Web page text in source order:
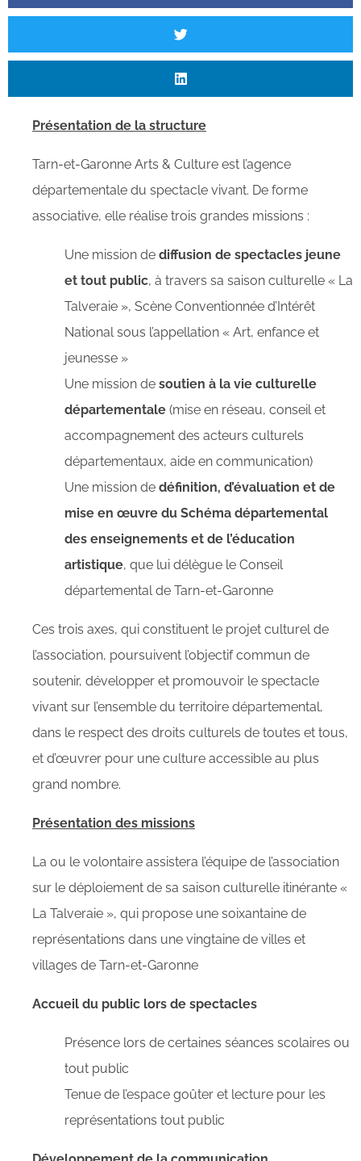
Présentation de la structure
Tarn-et-Garonne Arts & Culture est l’agence
départementale du spectacle vivant. De forme
associative, elle réalise trois grandes missions :
Une mission de diffusion de spectacles jeune
et tout public, à travers sa saison culturelle « La
Talveraie », Scène Conventionnée d’Intérêt
National sous l’appellation « Art, enfance et
jeunesse »
Une mission de soutien à la vie culturelle
départementale (mise en réseau, conseil et
accompagnement des acteurs culturels
départementaux, aide en communication)
Une mission de définition, d’évaluation et de
mise en œuvre du Schéma départemental
des enseignements et de l’éducation
artistique, que lui délègue le Conseil
départemental de Tarn-et-Garonne
Ces trois axes, qui constituent le projet culturel de
l’association, poursuivent l’objectif commun de
soutenir, développer et promouvoir le spectacle
vivant sur l’ensemble du territoire départemental,
dans le respect des droits culturels de toutes et tous,
et d’œuvrer pour une culture accessible au plus
grand nombre.
Présentation des missions
La ou le volontaire assistera l’équipe de l’association
sur le déploiement de sa saison culturelle itinérante «
La Talveraie », qui propose une soixantaine de
représentations dans une vingtaine de villes et
villages de Tarn-et-Garonne
Accueil du public lors de spectacles
Présence lors de certaines séances scolaires ou
tout public
Tenue de l’espace goûter et lecture pour les
représentations tout public